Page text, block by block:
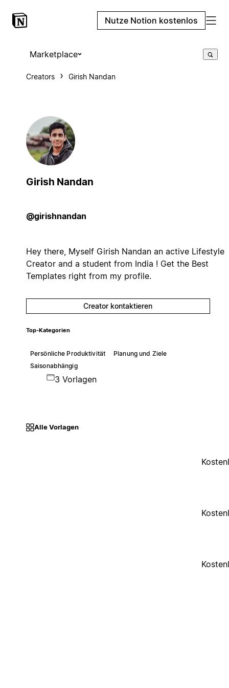
Nutze Notion kostenlos
Marketplace
Creators Girish Nandan
Girish Nandan
@girishnandan
Hey there, Myself Girish Nandan an active Lifestyle
Creator and a student from India ! Get the Best
Templates right from my profile.
Creator kontaktieren
Top-Kategorien
Persönliche Produktivität
Planung und Ziele
Saisonabhängig
3 Vorlagen
Alle Vorlagen